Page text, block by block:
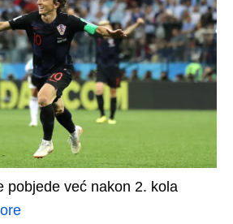
pobjede već nakon 2. kola